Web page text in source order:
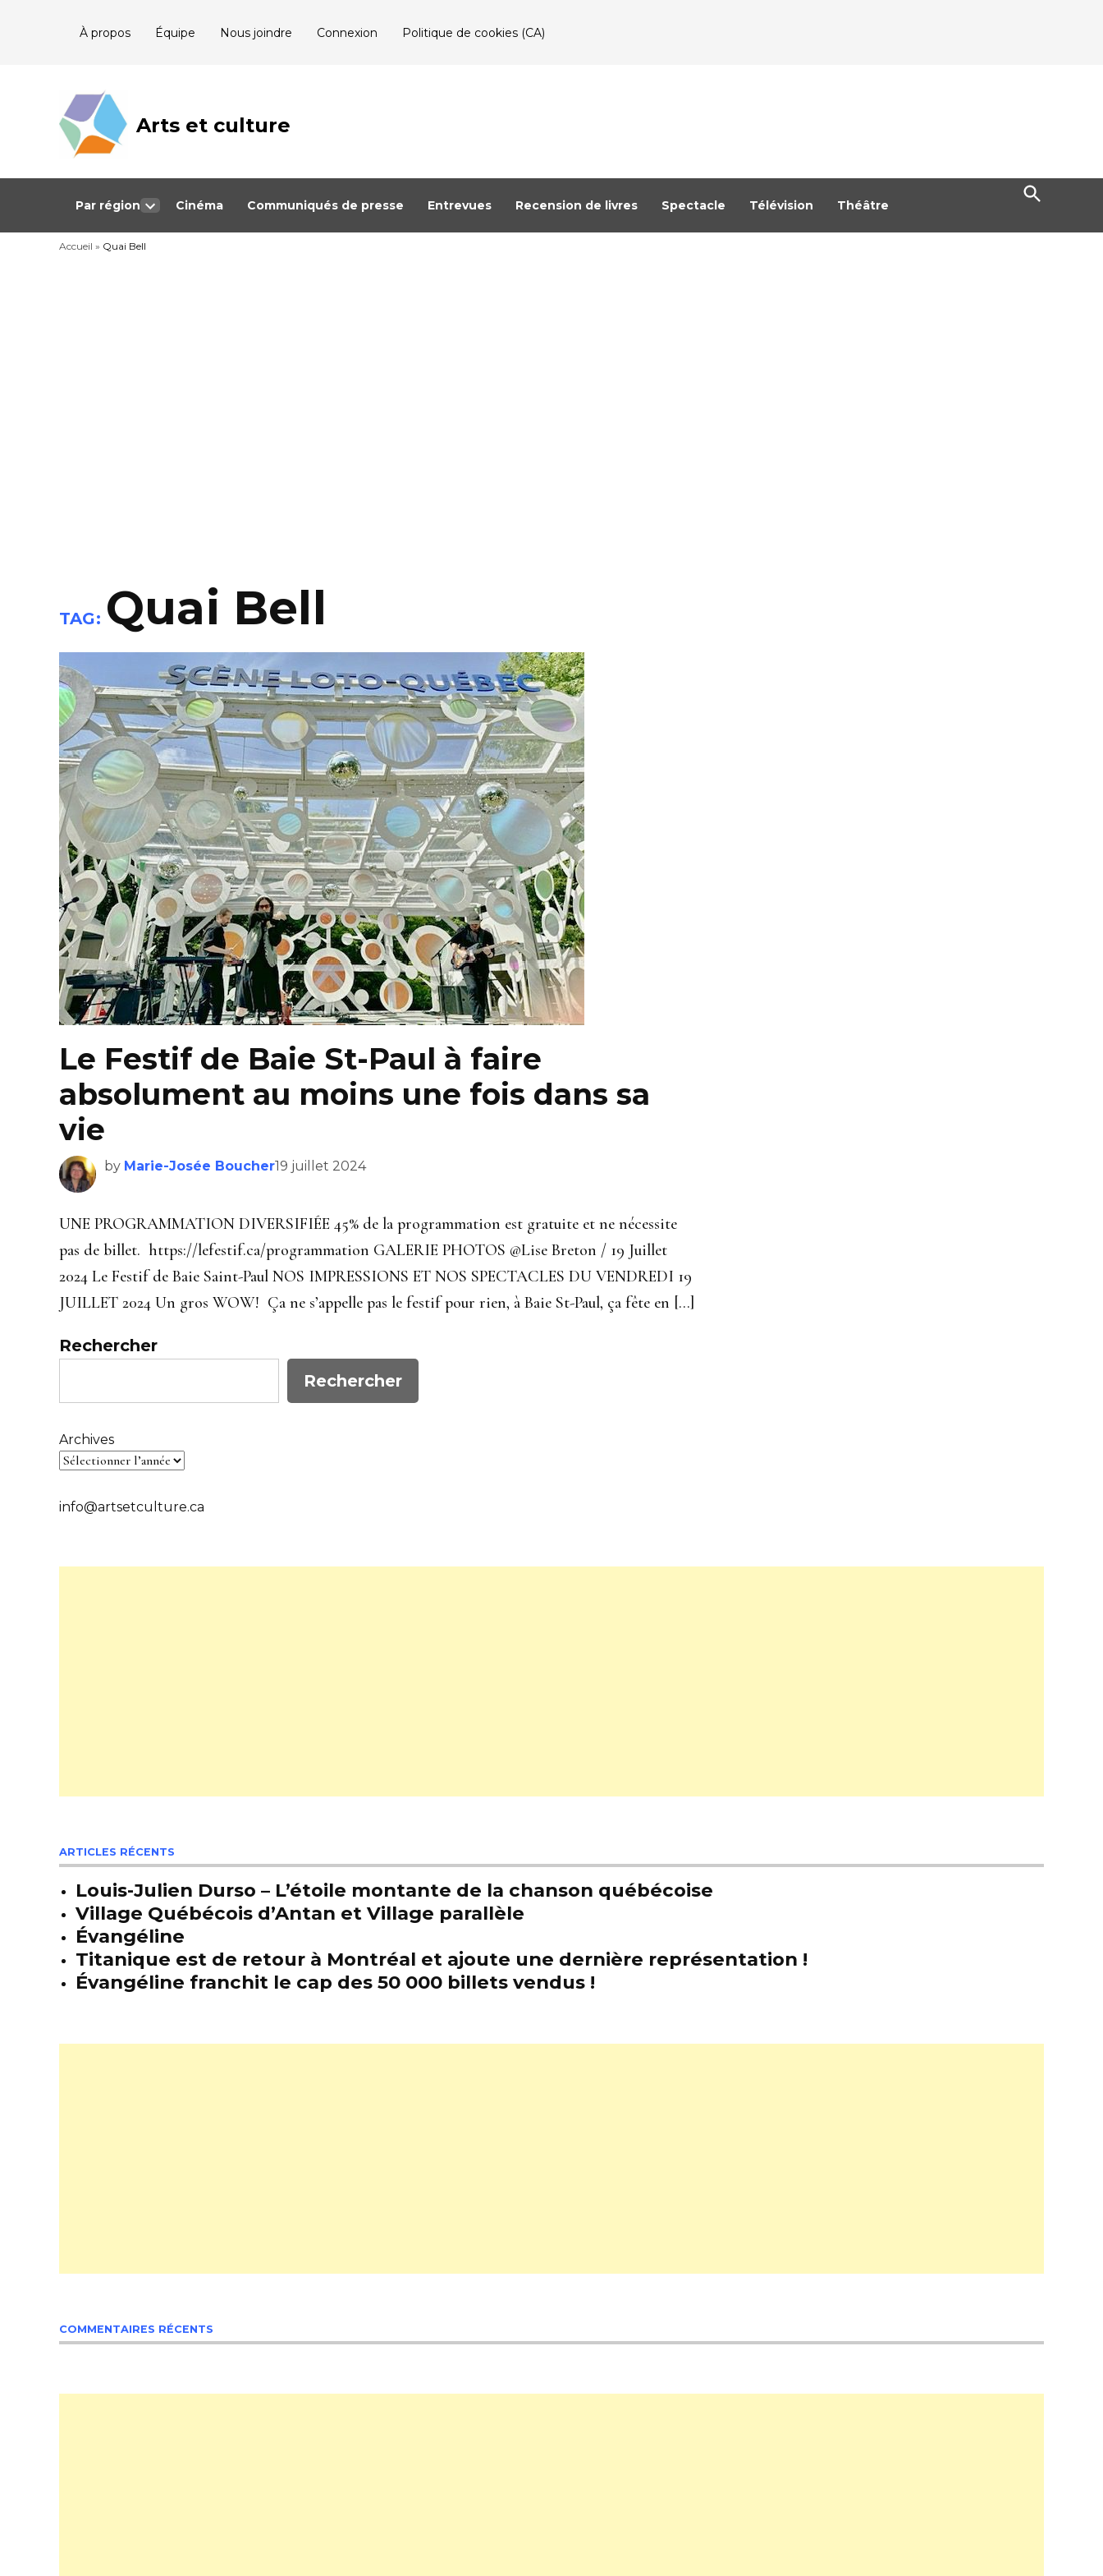
À propos Équipe Nous joindre Connexion Politique de cookies (CA)
Arts et culture
Journalisme
Québec
Par région
dropdown
Cinéma Communiqués de presse Entrevues Recension de livres Spectacle Télévision Théâtre
Open
Search
Accueil » Quai Bell
TAG: Quai Bell
Le Festif de Baie St-Paul à faire
absolument au moins une fois dans sa
vie
by Marie-Josée Boucher19 juillet 2024
UNE PROGRAMMATION DIVERSIFIÉE 45% de la programmation est gratuite et ne nécessite
pas de billet. https://lefestif.ca/programmation GALERIE PHOTOS @Lise Breton / 19 Juillet
2024 Le Festif de Baie Saint-Paul NOS IMPRESSIONS ET NOS SPECTACLES DU VENDREDI 19
JUILLET 2024 Un gros WOW! Ça ne s’appelle pas le festif pour rien, à Baie St-Paul, ça fête en […]
Rechercher
Rechercher
Archives
info@artsetculture.ca
ARTICLES RÉCENTS
Louis-Julien Durso – L’étoile montante de la chanson québécoise
Village Québécois d’Antan et Village parallèle
Évangéline
Titanique est de retour à Montréal et ajoute une dernière représentation !
Évangéline franchit le cap des 50 000 billets vendus !
COMMENTAIRES RÉCENTS